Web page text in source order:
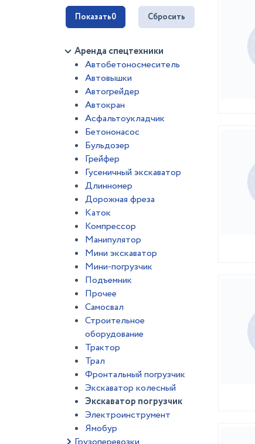
Показать0 Сбросить
Аренда спецтехники
Автобетоносмеситель
Автовышки
Автогрейдер
Автокран
Асфальтоукладчик
Бетононасос
Бульдозер
Грейфер
Гусеничный экскаватор
Длинномер
Дорожная фреза
Каток
Компрессор
Манипулятор
Мини экскаватор
Мини-погрузчик
Подъемник
Прочее
Самосвал
Строительное
оборудование
Трактор
Трал
Фронтальный погрузчик
Экскаватор колесный
Экскаватор погрузчик
Электроинструмент
Ямобур